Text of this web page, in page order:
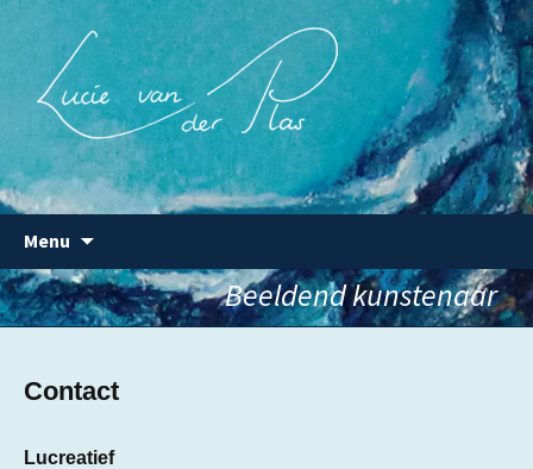
Lucie van der Plas
Beeldend kunstenaar
Menu
de
inhoud
Beeldend kunstenaar
Contact
Lucreatief